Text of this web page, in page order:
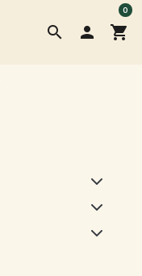
search  shopping_cart
0